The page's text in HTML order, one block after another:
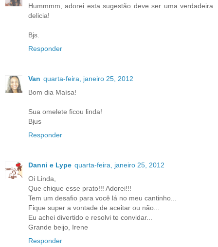
Hummmm, adorei esta sugestão deve ser uma verdadeira
delicia!
Bjs.
Responder
Van quarta-feira, janeiro 25, 2012
Bom dia Maísa!
Sua omelete ficou linda!
Bjus
Responder
Danni e Lype quarta-feira, janeiro 25, 2012
Oi Linda,
Que chique esse prato!!! Adorei!!!
Tem um desafio para você lá no meu cantinho...
Fique super a vontade de aceitar ou não...
Eu achei divertido e resolvi te convidar...
Grande beijo, Irene
Responder